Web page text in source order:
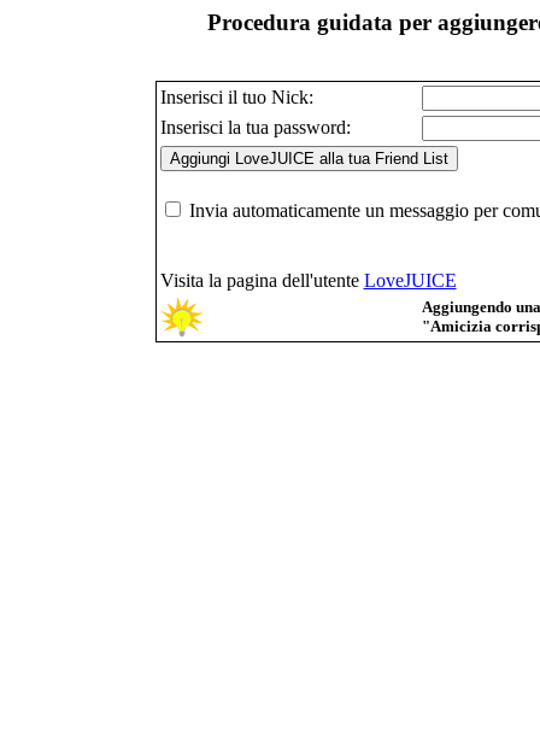
Procedura guidata per
Inserisci il tuo Nick:
Inserisci la tua password:
Invia automaticamente un messaggio per
Visita la pagina dell'utente LoveJUICE
Aggiungendo
"Amicizia